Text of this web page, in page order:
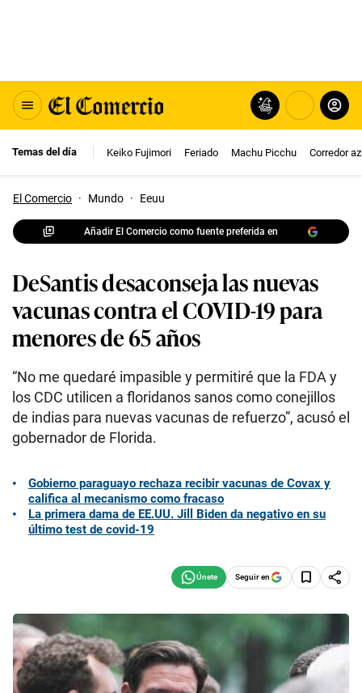
Temas del día Keiko Fujimori Feriado Machu Picchu Corredor
El Comercio · Mundo · Eeuu
Añadir El Comercio como fuente preferida en
DeSantis desaconseja las nuevas
vacunas contra el COVID-19 para
menores de 65 años
“No me quedaré impasible y permitiré que la FDA y
los CDC utilicen a floridanos sanos como conejillos
de indias para nuevas vacunas de refuerzo”, acusó el
gobernador de Florida.
Gobierno paraguayo rechaza recibir vacunas de Covax y
califica al mecanismo como fracaso
La primera dama de EE.UU. Jill Biden da negativo en su
último test de covid-19
Seguir en